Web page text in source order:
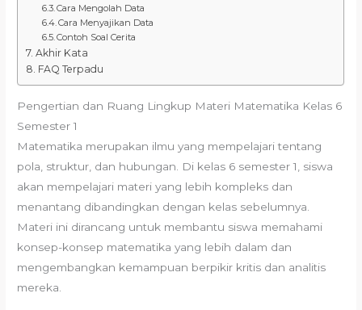
Cara Mengolah Data
Cara Menyajikan Data
Contoh Soal Cerita
Akhir Kata
FAQ Terpadu
Pengertian dan Ruang Lingkup Materi Matematika Kelas 6
Semester 1
Matematika merupakan ilmu yang mempelajari tentang
pola, struktur, dan hubungan. Di kelas 6 semester 1, siswa
akan mempelajari materi yang lebih kompleks dan
menantang dibandingkan dengan kelas sebelumnya.
Materi ini dirancang untuk membantu siswa memahami
konsep-konsep matematika yang lebih dalam dan
mengembangkan kemampuan berpikir kritis dan analitis
mereka.